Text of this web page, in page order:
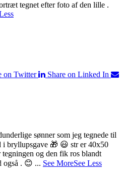
tegnet efter foto af den lille .
on Twitter
Share on Linked In
sønner som jeg tegnede til
i bryllupsgave 🎁 😃 str er 40x50
og den fik ros blandt
også . 😊 ... See MoreSee Less